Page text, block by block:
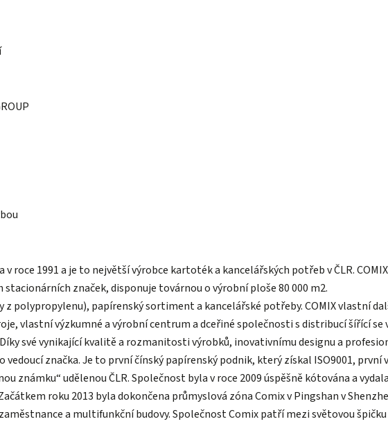
roce 1991 a je to největší výrobce kartoték a kancelářských potřeb v ČLR.
značek, disponuje továrnou o výrobní ploše 80 000 m2.
z polypropylenu), papírenský sortiment a kancelářské potřeby. COMIX vlastní
vlastní výzkumné a výrobní centrum a dceřiné společnosti s distribucí šířící se
své vynikající kvalitě a rozmanitosti výrobků, inovativnímu designu a
vedoucí značka. Je to první čínský papírenský podnik, který získal ISO9001,
známku“ udělenou ČLR. Společnost byla v roce 2009 úspěšně kótována a
roku 2013 byla dokončena průmyslová zóna Comix v Pingshan v
a multifunkční budovy. Společnost Comix patří mezi světovou